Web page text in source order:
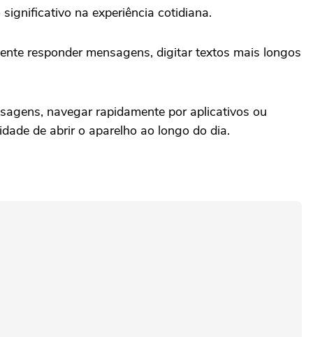
na experiência cotidiana.
responder mensagens, digitar textos mais longos
navegar rapidamente por aplicativos ou
de abrir o aparelho ao longo do dia.